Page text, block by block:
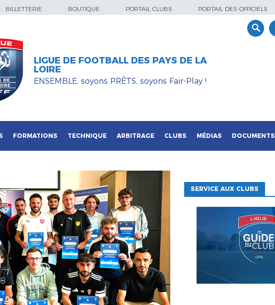
BILLETTERIE BOUTIQUE PORTAIL CLUBS PORTAIL DES OFFICIELS
LIGUE DE FOOTBALL DES PAYS DE LA
LOIRE
ENSEMBLE, soyons PRÊTS, soyons Fair-Play !
FORMATIONS TECHNIQUE ARBITRAGE CLUBS MÉDIAS DOCUMENTS
SERVICE AUX CLUBS